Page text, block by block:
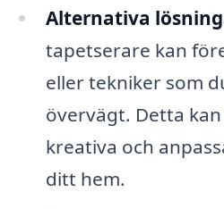
Alternativa
tapetserare kan
eller tekniker som
övervägt. Detta
kreativa och
ditt hem.